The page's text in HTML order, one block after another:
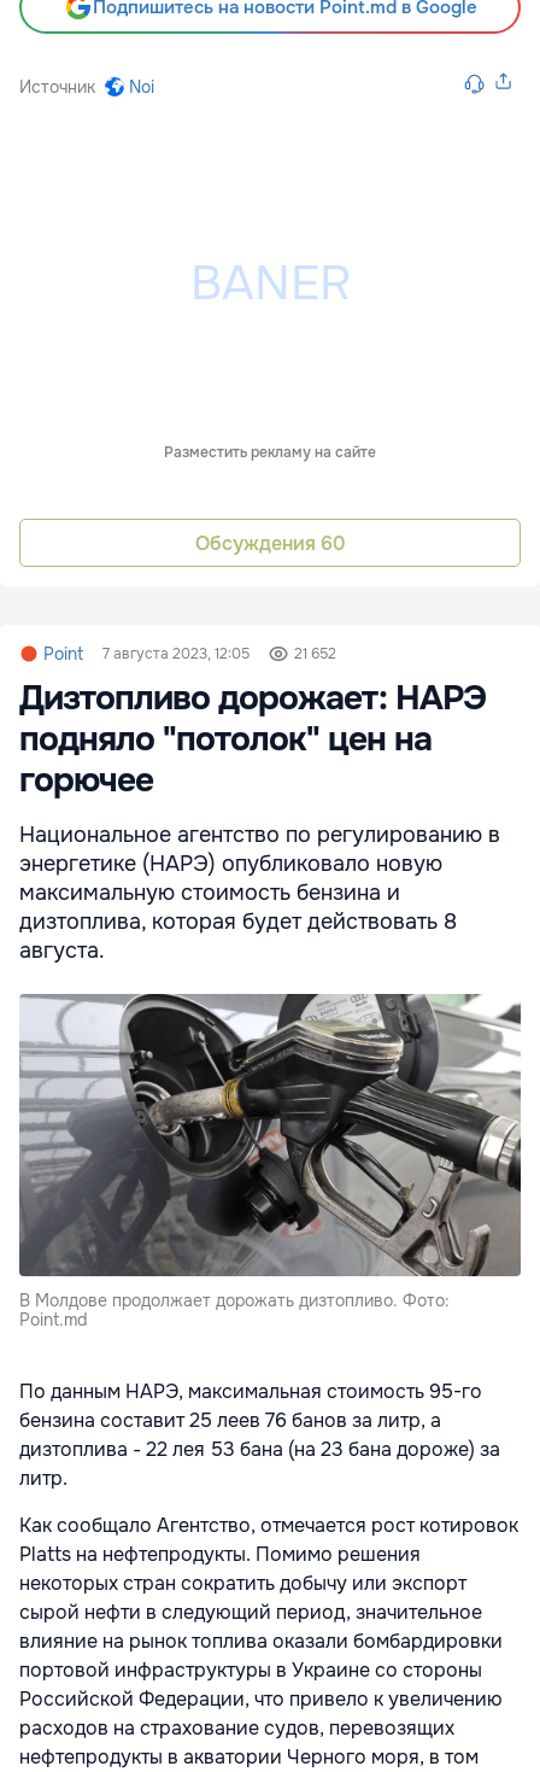
Подпишитесь на новости Point.md в Google
Источник Noi
Разместить рекламу на сайте
Обсуждения 60
Point 7 августа 2023, 12:05 21 652
Дизтопливо дорожает: НАРЭ
подняло "потолок" цен на
горючее
Национальное агентство по регулированию в
энергетике (НАРЭ) опубликовало новую
максимальную стоимость бензина и
дизтоплива, которая будет действовать 8
августа.
В Молдове продолжает дорожать дизтопливо. Фото:
Point.md
По данным НАРЭ, максимальная стоимость 95-го
бензина составит 25 леев 76 банов за литр, а
дизтоплива - 22 лея 53 бана (на 23 бана дороже) за
литр.
Каксообщало Агентство, отмечается рост котировок
Platts на нефтепродукты. Помимо решения
некоторых стран сократить добычу или экспорт
сырой нефти в следующий период, значительное
влияние на рынок топлива оказали бомбардировки
портовой инфраструктуры в Украине со стороны
Российской Федерации, что привело к увеличению
расходов на страхование судов, перевозящих
нефтепродукты в акватории Черного моря, в том